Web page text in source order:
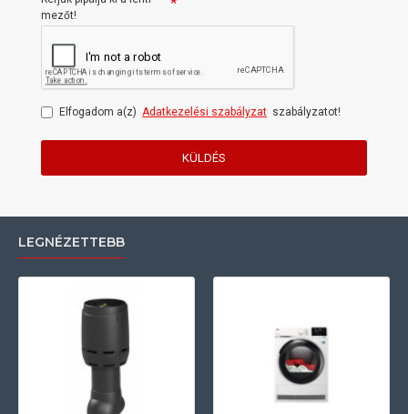
mezőt!
Elfogadom a(z) Adatkezelési szabályzat szabályzatot!
KÜLDÉS
LEGNÉZETTEBB